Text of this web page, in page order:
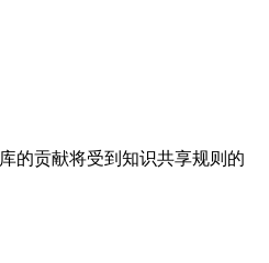
的贡献将受到知识共享规则的